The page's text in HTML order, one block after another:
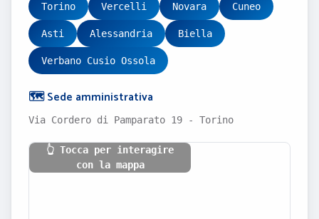
Torino Vercelli Novara Cuneo
Asti Alessandria Biella
Verbano Cusio Ossola
🗺️ Sede amministrativa
Via Cordero di Pamparato 19 - Torino
👆 Tocca per interagire
con la mappa